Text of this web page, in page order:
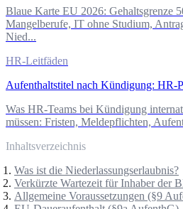
Blaue Karte EU 2026: Gehaltsgrenze
Mangelberufe, IT ohne Studium,
Nied...
HR-Leitfäden
Aufenthaltstitel nach Kündigung: HR-
Was HR-Teams bei Kündigung
müssen: Fristen, Meldepflichten,
Inhaltsverzeichnis
Was ist die Niederlassungserlaubnis?
Verkürzte Wartezeit für Inhaber der
Allgemeine Voraussetzungen (§9